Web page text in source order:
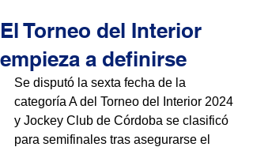
El Torneo del Interior
empieza a definirse
Se disputó la sexta fecha de la
categoría A del Torneo del Interior 2024
y Jockey Club de Córdoba se clasificó
para semifinales tras asegurarse el